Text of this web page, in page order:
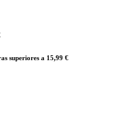
superiores a 15,99 €